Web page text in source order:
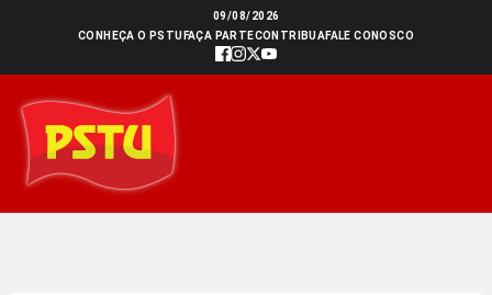
conteúdo
09/08/2026
CONHEÇA O PSTU FAÇA PARTECONTRIBUAFALE CONOSCO